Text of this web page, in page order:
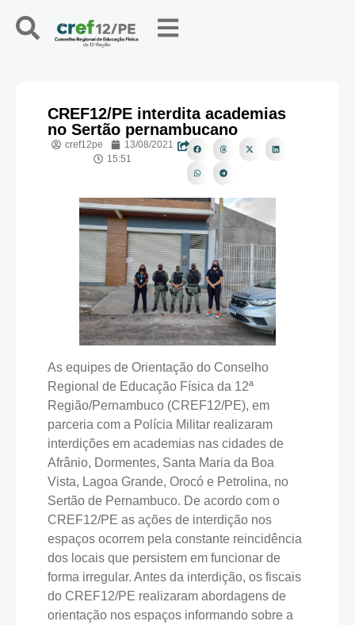
CREF12/PE interdita academias
no Sertão pernambucano
cref12pe
13/08/2021
15:51
As equipes de Orientação do Conselho
Regional de Educação Física da 12ª
Região/Pernambuco (CREF12/PE), em
parceria com a Polícia Militar realizaram
interdições em academias nas cidades de
Afrânio, Dormentes, Santa Maria da Boa
Vista, Lagoa Grande, Orocó e Petrolina, no
Sertão de Pernambuco. De acordo com o
CREF12/PE as ações de interdição nos
espaços ocorrem pela constante reincidência
dos locais que persistem em funcionar de
forma irregular. Antes da interdição, os fiscais
do CREF12/PE realizaram abordagens de
orientação nos espaços informando sobre a